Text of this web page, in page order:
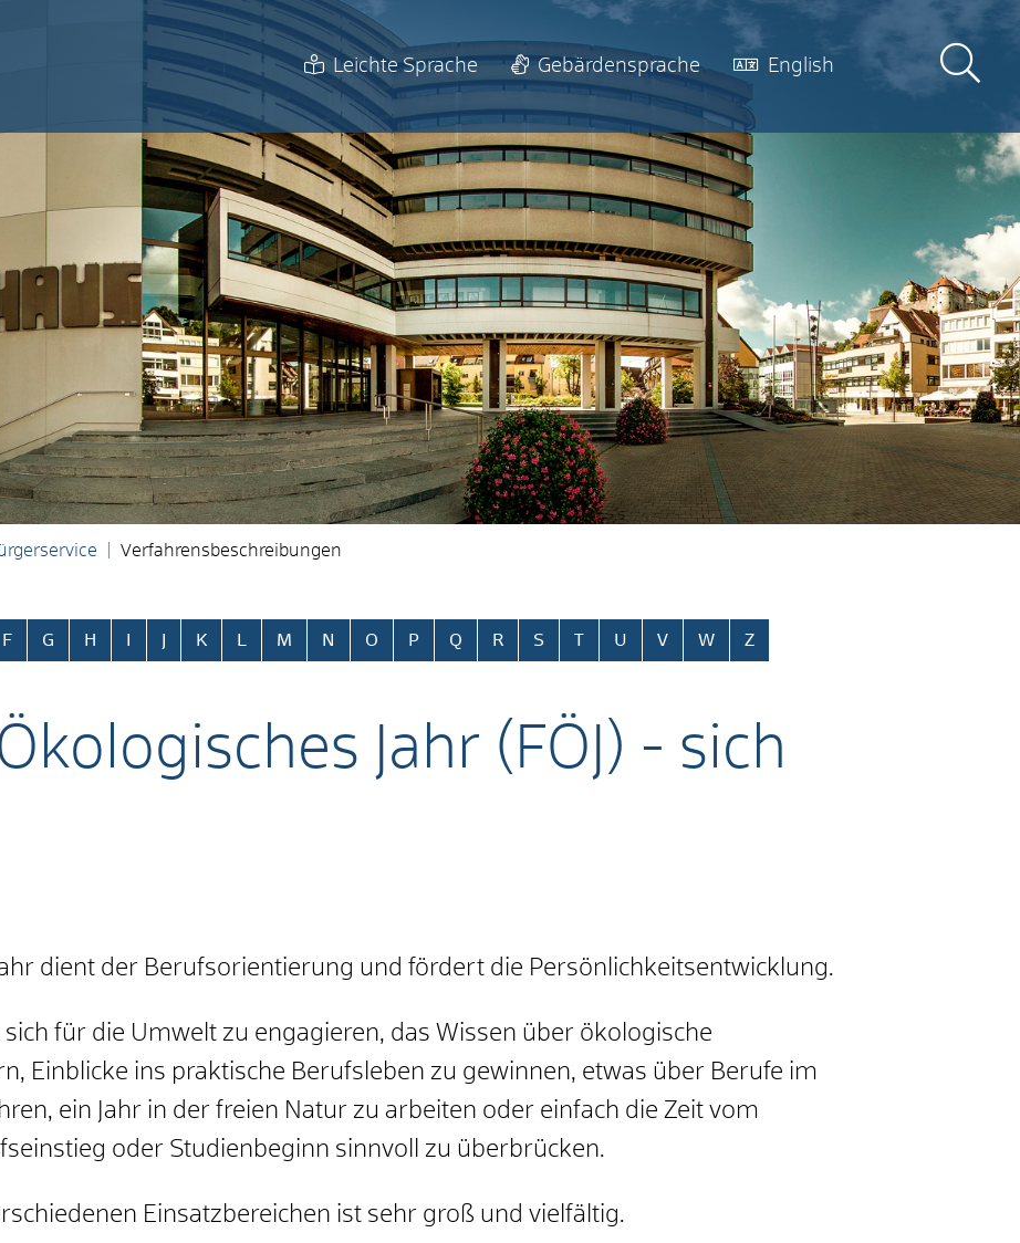
Leichte Sprache Gebärdensprache English
Verfahrensbeschreibungen
F G H K M N O P Q R S T U V W Z
Jahr (FÖJ) - sich
dient der Berufsorientierung und fördert die Persönlichkeitsentwicklung.
sich für die Umwelt zu engagieren, das Wissen über ökologische
Einblicke ins praktische Berufsleben zu gewinnen, etwas über Berufe im
ein Jahr in der freien Natur zu arbeiten oder einfach die Zeit vom
oder Studienbeginn sinnvoll zu überbrücken.
Einsatzbereichen ist sehr groß und vielfältig.